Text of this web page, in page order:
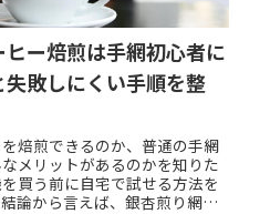
ー焙煎は手網初心者に
敗しにくい手順を整
焙煎できるのか、普通の手網
メリットがあるのかを知りた
買う前に自宅で試せる方法を
論から言えば、銀杏煎り網は